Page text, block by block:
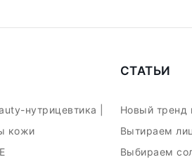
нутрицевтика |
кожи
СТАТЬИ
Новый тренд
Вытираем
Выбираем